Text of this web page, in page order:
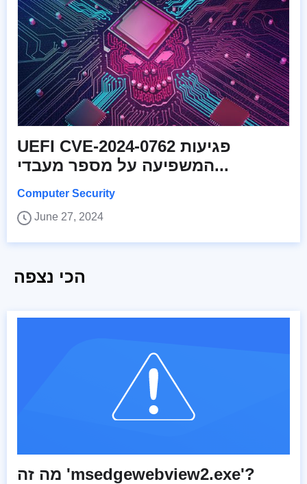
UEFI CVE-2024-0762 פגיעות
המשפיעה על מספר מעבדי...
Computer Security
June 27, 2024
הכי נצפה
מה זה 'msedgewebview2.exe'?